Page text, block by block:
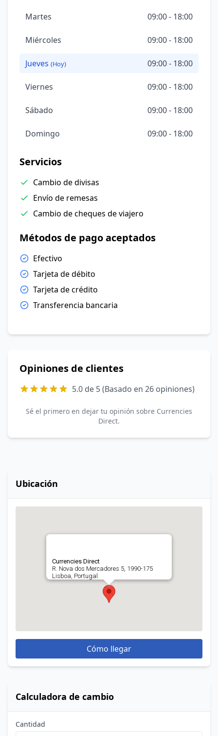
Martes 09:00 - 18:00
Miércoles 09:00 - 18:00
Jueves (Hoy) 09:00 - 18:00
Viernes 09:00 - 18:00
Sábado 09:00 - 18:00
Domingo 09:00 - 18:00
Servicios
Cambio de divisas
Envío de remesas
Cambio de cheques de viajero
Métodos de pago aceptados
Efectivo
Tarjeta de débito
Tarjeta de crédito
Transferencia bancaria
Opiniones de clientes
5.0 de 5 (Basado en 26 opiniones)
Sé el primero en dejar tu opinión sobre Currencies
Direct.
Ubicación
Currencies Direct
R. Nova dos Mercadores 5, 1990-175
Lisboa, Portugal
Cómo llegar
Calculadora de cambio
Cantidad